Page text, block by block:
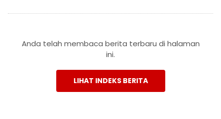
Anda telah membaca berita terbaru di halaman
ini.
LIHAT INDEKS BERITA